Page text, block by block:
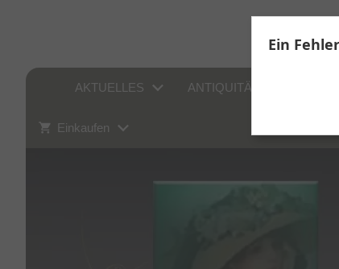
AKTUELLES ANTIQUITÄTEN
Einkaufen
Ein